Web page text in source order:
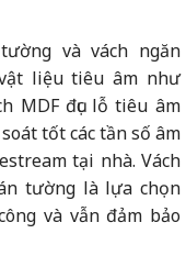
và vách ngăn
liệu tiêu âm như
MDF đục lỗ tiêu âm
tốt các tần số âm
tại nhà. Vách
tường là lựa chọn
và vẫn đảm bảo